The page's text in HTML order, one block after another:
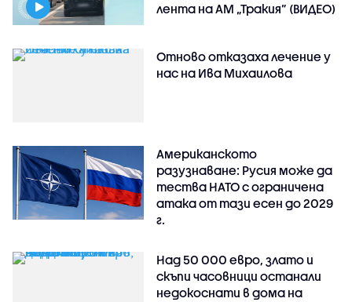
лента на АМ „Тракия” (ВИДЕО)
Отново отказаха лечение у
нас на Ива Михаилова
Американското
разузнаване: Русия може да
тества НАТО с ограничена
атака от тази есен до 2029
г.
Над 50 000 евро, злато и
скъпи часовници останали
недокоснати в дома на